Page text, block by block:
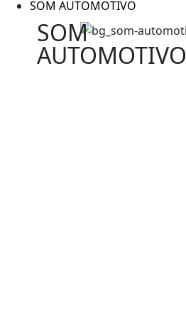
SOM AUTOMOTIVO
SOM
AUTOMOTIVO